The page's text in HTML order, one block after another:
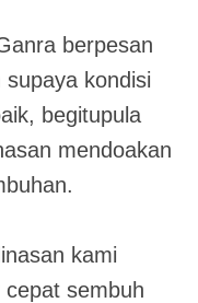
berpesan
kondisi
begitupula
mendoakan
kami
sembuh